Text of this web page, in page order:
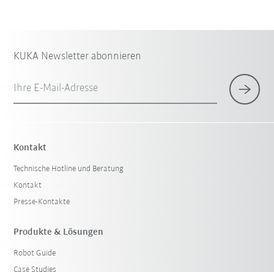
KUKA Newsletter abonnieren
Ihre E-Mail-Adresse
Kontakt
Technische Hotline und Beratung
Kontakt
Presse-Kontakte
Produkte & Lösungen
Robot Guide
Case Studies